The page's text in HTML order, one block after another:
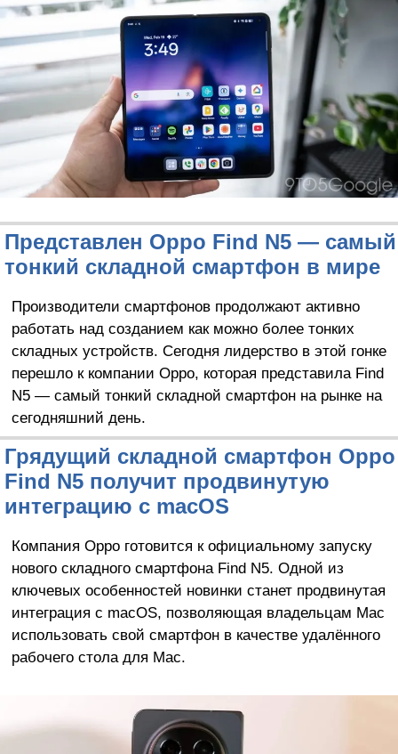
Представлен Oppo Find N5 — самый
тонкий складной смартфон в мире
Производители смартфонов продолжают активно
работать над созданием как можно более тонких
складных устройств. Сегодня лидерство в этой гонке
перешло к компании Oppo, которая представила Find
N5 — самый тонкий складной смартфон на рынке на
сегодняшний день.
Грядущий складной смартфон Oppo
Find N5 получит продвинутую
интеграцию с macOS
Компания Oppo готовится к официальному запуску
нового складного смартфона Find N5. Одной из
ключевых особенностей новинки станет продвинутая
интеграция с macOS, позволяющая владельцам Mac
использовать свой смартфон в качестве удалённого
рабочего стола для Mac.